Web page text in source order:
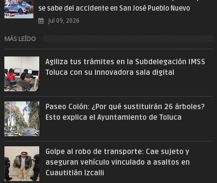
se sabe del accidente en San José Pueblo Nuevo
Jul 09, 2026
MÁS LEÍDO
Agiliza tus trámites en la Subdelegación IMSS
Toluca con su innovadora sala digital
Paseo Colón: ¿Por qué sustituirán 26 árboles?
Esto explica el Ayuntamiento de Toluca
Golpe al robo de transporte: Cae sujeto y
aseguran vehículo vinculado a asaltos en
Cuautitlán Izcalli